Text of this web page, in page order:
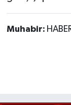
Muhabir: